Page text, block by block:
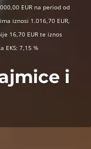
EUR na period od
iznosi 1.016,70 EUR,
16,70 EUR te iznos
EKS: 7,15 %
i